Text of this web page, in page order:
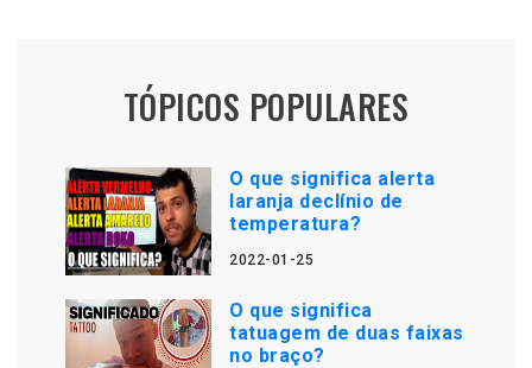
TÓPICOS POPULARES
O que significa alerta
laranja declínio de
temperatura?
2022-01-25
O que significa
tatuagem de duas faixas
no braço?